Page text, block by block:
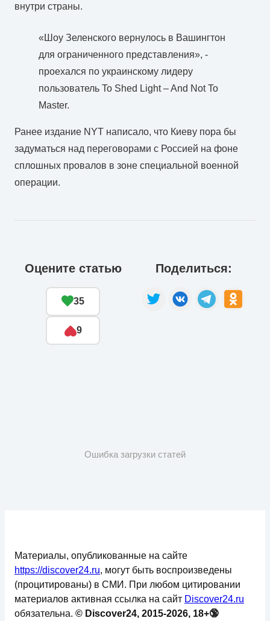
внутри страны.
«Шоу Зеленского вернулось в Вашингтон
для ограниченного представления», -
проехался по украинскому лидеру
пользователь To Shed Light – And Not To
Master.
Ранее издание NYT написало, что Киеву пора бы
задуматься над переговорами с Россией на фоне
сплошных провалов в зоне специальной военной
операции.
Оцените статью
35
9
Поделиться:
Ошибка загрузки статей
Материалы, опубликованные на сайте
https://discover24.ru, могут быть воспроизведены
(процитированы) в СМИ. При любом цитировании
материалов активная ссылка на сайт Discover24.ru
обязательна. © Discover24, 2015-2026, 18+🔞